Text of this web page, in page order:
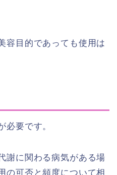
容目的であっても使用は
必要です。
謝に関わる病気がある場
の可否と頻度について相